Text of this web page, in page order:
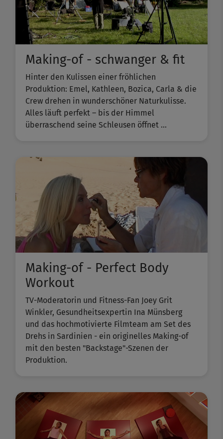
Making-of - schwanger & fit
Hinter den Kulissen einer fröhlichen
Produktion: Emel, Kathleen, Bozica, Carla & die
Crew drehen in wunderschöner Naturkulisse.
Alles läuft perfekt – bis der Himmel
überraschend seine Schleusen öffnet ...
Making-of - Perfect Body
Workout
TV-Moderatorin und Fitness-Fan Joey Grit
Winkler, Gesundheitsexpertin Ina Münsberg
und das hochmotivierte Filmteam am Set des
Drehs in Sardinien - ein originelles Making-of
mit den besten "Backstage"-Szenen der
Produktion.